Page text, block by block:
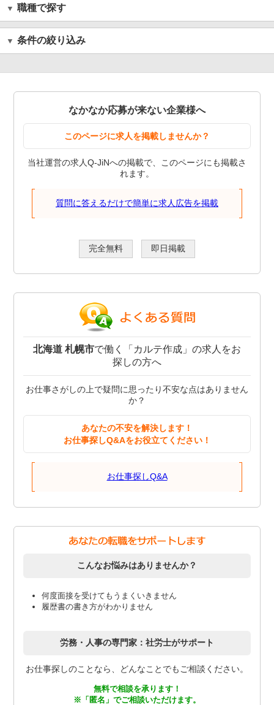
職種で探す
条件の絞り込み
なかなか応募が来ない企業様へ
このページに求人を掲載しませんか？
当社運営の求人Q-JiNへの掲載で、このページにも掲載さ
れます。
質問に答えるだけで簡単に求人広告を掲載
完全無料 即日掲載
北海道 札幌市で働く「カルテ作成」の求人をお
探しの方へ
お仕事さがしの上で疑問に思ったり不安な点はありません
か？
あなたの不安を解決します！
お仕事探しQ&Aをお役立てください！
お仕事探しQ&A
こんなお悩みはありませんか？
何度面接を受けてもうまくいきません
履歴書の書き方がわかりません
労務・人事の専門家：社労士がサポート
お仕事探しのことなら、どんなことでもご相談ください。
無料で相談を承ります！
※「匿名」でご相談いただけます。